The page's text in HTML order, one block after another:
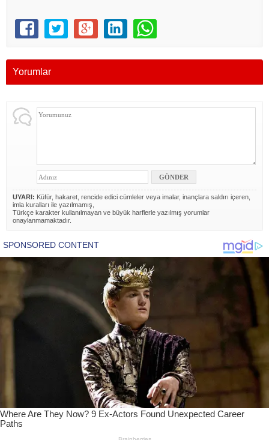
Yorumlar
UYARI: Küfür, hakaret, rencide edici cümleler veya imalar, inançlara saldırı içeren,
imla kuralları ile yazılmamış,
Türkçe karakter kullanılmayan ve büyük harflerle yazılmış yorumlar
onaylanmamaktadır.